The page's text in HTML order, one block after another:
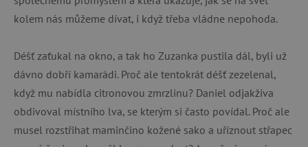
kolem nás můžeme dívat, i když třeba vládne nepohoda.
Déšť zaťukal na okno, a tak ho Zuzanka pustila dál, byli už
dávno dobří kamarádi. Proč ale tentokrát déšť zezelenal,
když mu nabídla citronovou zmrzlinu? Daniel odjakživa
obdivoval místního lva, se kterým si často povídal. Proč ale
musel rozstřihat maminčino kožené sako a uříznout střapec